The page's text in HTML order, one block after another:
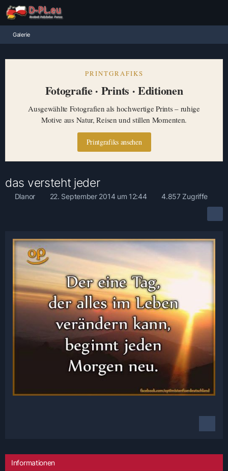
Galerie
PRINTGRAFIKS
Fotografie · Prints · Editionen
Ausgewählte Fotografien als hochwertige Prints – ruhige
Motive aus Natur, Reisen und stillen Momenten.
Printgrafiks ansehen
das versteht jeder
Dlanor 22. September 2014 um 12:44 4.857 Zugriffe
Informationen